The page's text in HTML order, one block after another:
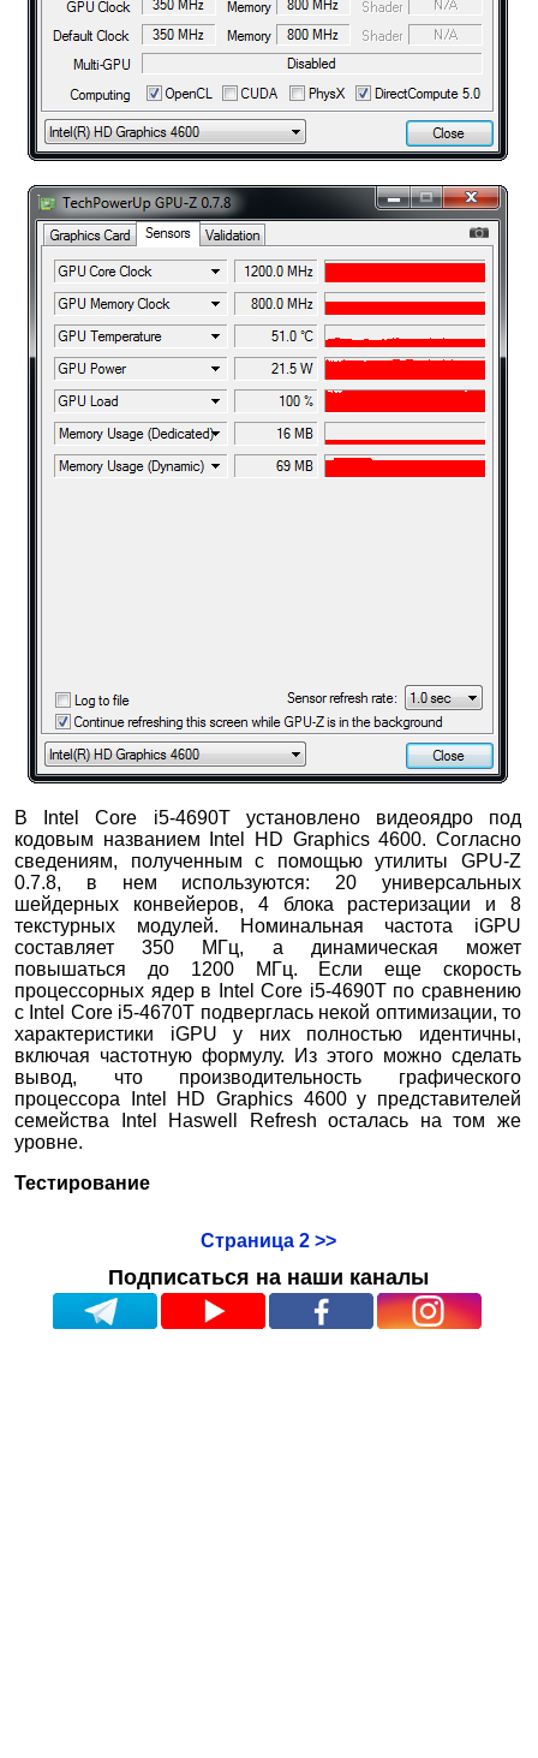
В Intel Core i5-4690T установлено видеоядро под
кодовым названием Intel HD Graphics 4600. Согласно
сведениям, полученным с помощью утилиты GPU-Z
0.7.8, в нем используются: 20 универсальных
шейдерных конвейеров, 4 блока растеризации и 8
текстурных модулей. Номинальная частота iGPU
составляет 350 МГц, а динамическая может
повышаться до 1200 МГц. Если еще скорость
процессорных ядер в Intel Core i5-4690T по сравнению
с Intel Core i5-4670T подверглась некой оптимизации, то
характеристики iGPU у них полностью идентичны,
включая частотную формулу. Из этого можно сделать
вывод, что производительность графического
процессора Intel HD Graphics 4600 у представителей
семейства Intel Haswell Refresh осталась на том же
уровне.
Тестирование
Страница 2 >>
Подписаться на наши каналы